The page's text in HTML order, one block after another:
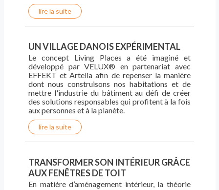
lire la suite
UN VILLAGE DANOIS EXPÉRIMENTAL
Le concept Living Places a été imaginé et
développé par VELUX® en partenariat avec
EFFEKT et Artelia afin de repenser la manière
dont nous construisons nos habitations et de
mettre l'industrie du bâtiment au défi de créer
des solutions responsables qui profitent à la fois
aux personnes et à la planète.
lire la suite
TRANSFORMER SON INTÉRIEUR GRÂCE
AUX FENÊTRES DE TOIT
En matière d’aménagement intérieur, la théorie